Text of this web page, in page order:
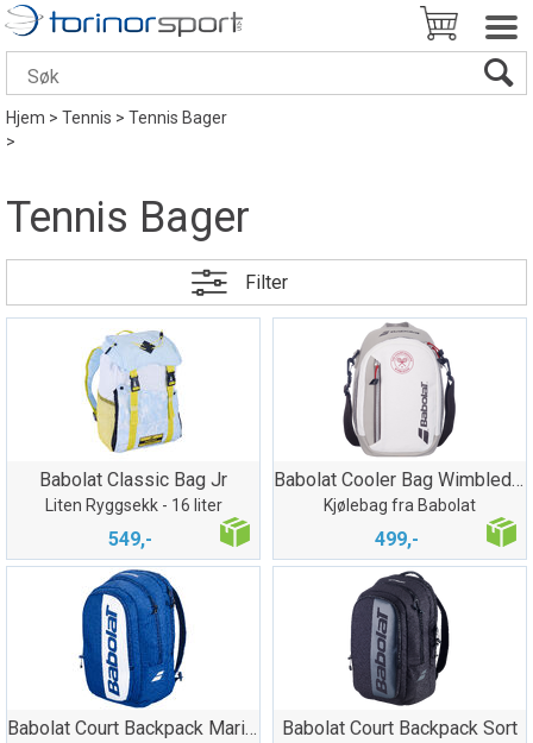
Hjem>Tennis>Tennis Bager
>
Tennis Bager
Filter
Babolat Classic Bag Jr
Liten Ryggsekk - 16 liter
549,-
Babolat Cooler Bag Wimbledon
Kjølebag fra Babolat
499,-
Babolat Court Backpack Marine/Hvit Babolat Court Backpack Sort